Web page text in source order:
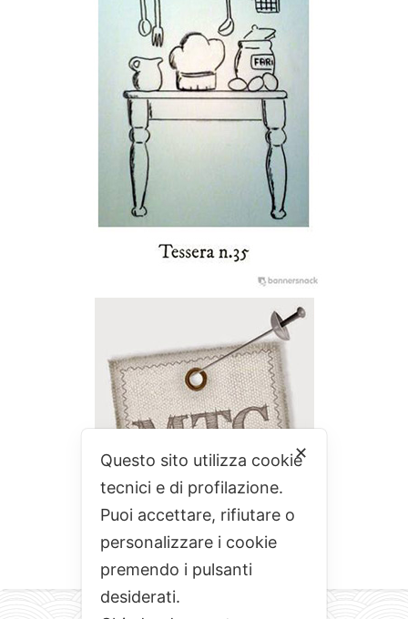
✕
Questo sito utilizza cookie
tecnici e di profilazione.
Puoi accettare, rifiutare o
personalizzare i cookie
premendo i pulsanti
desiderati.